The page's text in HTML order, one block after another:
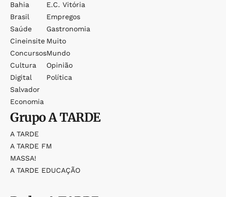
Bahia
Brasil
Saúde
Cineinsite
Concursos
Cultura
Digital
Salvador
Economia
E.c. Vitória
Empregos
Gastronomia
Muito
Mundo
Opinião
Política
GrupoA TARDE
A TARDE
A TARDE FM
MASSA!
A TARDE EDUCAÇÃO